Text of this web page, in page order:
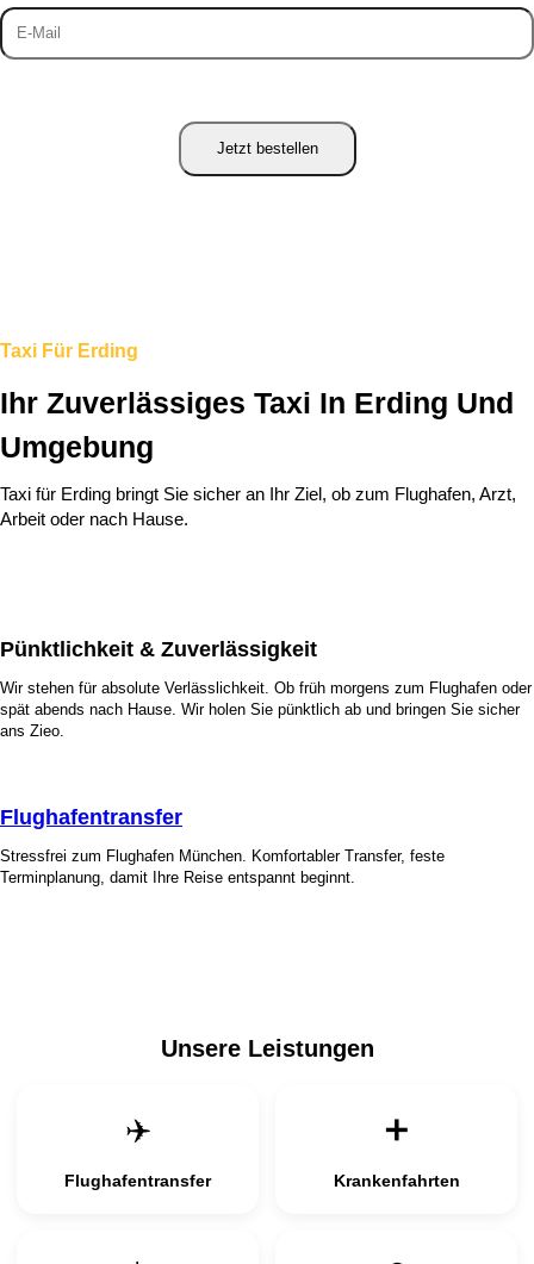
Taxi Für Erding
Ihr Zuverlässiges Taxi In Erding Und
Umgebung
Taxi für Erding bringt Sie sicher an Ihr Ziel, ob zum Flughafen, Arzt,
Arbeit oder nach Hause.
Pünktlichkeit & Zuverlässigkeit
Wir stehen für absolute Verlässlichkeit. Ob früh morgens zum Flughafen oder
spät abends nach Hause. Wir holen Sie pünktlich ab und bringen Sie sicher
ans Zieo.
Flughafentransfer
Stressfrei zum Flughafen München. Komfortabler Transfer, feste
Terminplanung, damit Ihre Reise entspannt beginnt.
Unsere Leistungen
✈️
Flughafentransfer
➕
Krankenfahrten